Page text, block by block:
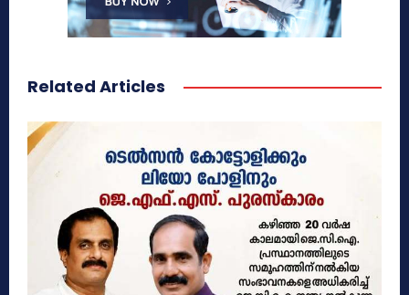
Related Articles